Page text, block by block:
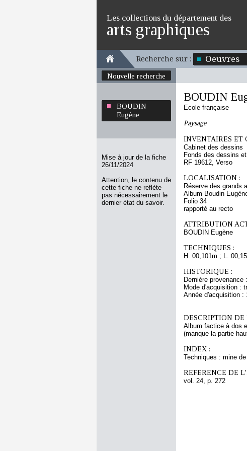
Les collections du département des
arts graphiques
Recherche sur : Oeuvres
Nouvelle recherche
BOUDIN
Eugène
Mise à jour de la fiche
26/11/2024
Attention, le contenu de
cette fiche ne reflète
pas nécessairement le
dernier état du savoir.
BOUDIN
Ecole française
Paysage
INVENTAIRES ET
Cabinet des dessins
Fonds des dessins
RF 19612, Verso
LOCALISATION :
Réserve des grands
Album Boudin
Folio 34
rapporté au recto
ATTRIBUTION
BOUDIN Eugène
TECHNIQUES :
H. 00,101m ; L.
HISTORIQUE :
Dernière
Mode d'acquisition :
Année d'acquisition :
DESCRIPTION
Album factice à dos
(manque la partie
INDEX :
Techniques : mine
REFERENCE DE
vol. 24, p. 272